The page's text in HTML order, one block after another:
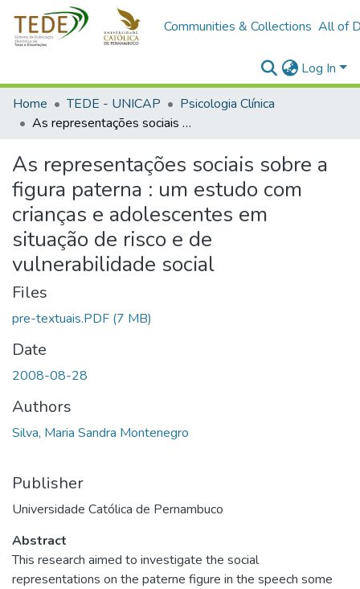
Communities & Collections All of
Log In
Home
TEDE - UNICAP
Psicologia Clínica
As representações sociais sobre a figura paterna : um estudo com crianças e adolescentes em situação de risco e de vulnerabilidade social
As representações sociais sobre a
figura paterna : um estudo com
crianças e adolescentes em
situação de risco e de
vulnerabilidade social
Files
pre-textuais.PDF (7 MB)
Date
2008-08-28
Authors
Silva, Maria Sandra Montenegro
Publisher
Universidade Católica de Pernambuco
Abstract
This research aimed to investigate the social
representations on the paterne figure in the speech some